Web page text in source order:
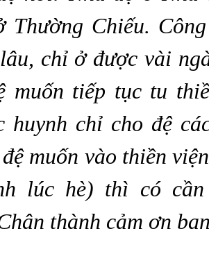
Thường Chiếu.
chỉ ở được vài
muốn tiếp tục tu
huynh chỉ cho đệ
muốn vào thiền
lúc hè) thì có
thành cảm ơn